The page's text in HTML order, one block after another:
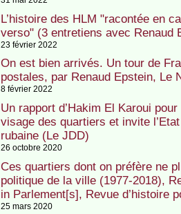
L’histoire des HLM "racontée en
verso" (3 entretiens avec Renaud
23 février 2022
On est bien arrivés. Un tour de
postales, par Renaud Epstein, Le
8 février 2022
Un rapport d’Hakim El Karoui
visage des quartiers et invite
rubaine (Le JDD)
26 octobre 2020
Ces quartiers dont on préfère ne
politique de la ville (1977-2018),
in Parlement[s], Revue d’histoire
25 mars 2020